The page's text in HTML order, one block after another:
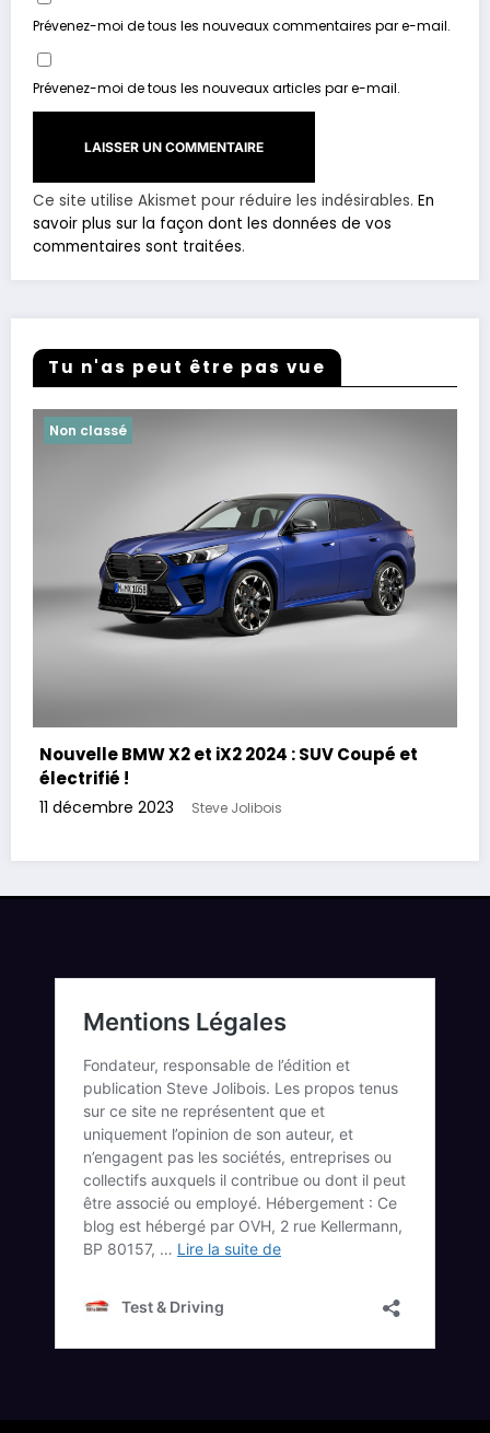
Prévenez-moi de tous les nouveaux commentaires par e-mail.
Prévenez-moi de tous les nouveaux articles par e-mail.
Ce site utilise Akismet pour réduire les indésirables. En
savoir plus sur la façon dont les données de vos
commentaires sont traitées.
Tu n'as peut être pas vue
Non classé
Nouvelle BMW X2 et iX2 2024 : SUV Coupé et
électrifié !
11 décembre 2023 Steve Jolibois